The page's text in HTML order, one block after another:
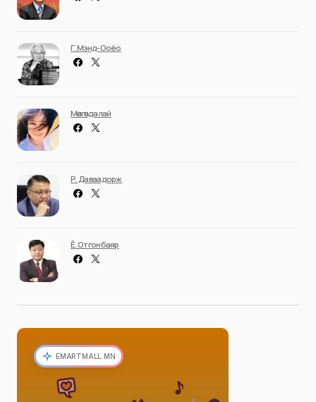
Г. Мэнд-Ооёо
Мөнгөндалай
Р. Даваадорж
Ё. Отгонбаяр
EMARTMALL.MN